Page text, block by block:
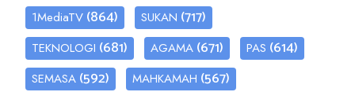
1MediaTV (864) SUKAN (717)
TEKNOLOGI (681) AGAMA (671) PAS (614)
SEMASA (592) MAHKAMAH (567)